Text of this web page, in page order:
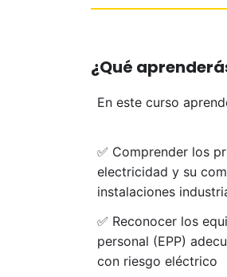
¿Qué
En este curso
✅ Comprender los
electricidad y su
instalaciones
✅ Reconocer los
personal (EPP)
con riesgo eléctrico